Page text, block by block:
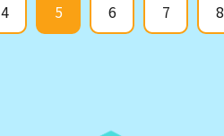
4 5 6 7 8